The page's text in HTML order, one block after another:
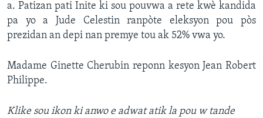
a. Patizan pati Inite ki sou pouvwa a rete kwè kandida
pa yo a Jude Celestin ranpòte eleksyon pou pòs
prezidan an depi nan premye tou ak 52% vwa yo.
Madame Ginette Cherubin reponn kesyon Jean Robert
Philippe.
Klike sou ikon ki anwo e adwat atik la pou w tande